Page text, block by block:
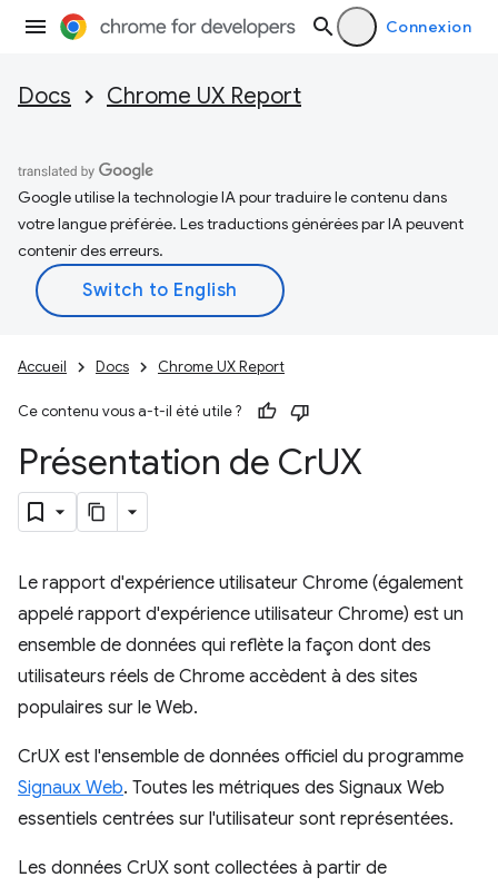
Connexion
Docs Chrome UX Report
Google utilise la technologie IA pour traduire le contenu dans
votre langue préférée. Les traductions générées par IA peuvent
contenir des erreurs.
Accueil Docs Chrome UX Report
Ce contenu vous a-t-il été utile ?
Présentation de CrUX
Le rapport d'expérience utilisateur Chrome (également
appelé rapport d'expérience utilisateur Chrome) est un
ensemble de données qui reflète la façon dont des
utilisateurs réels de Chrome accèdent à des sites
populaires sur le Web.
CrUX est l'ensemble de données officiel du programme
Signaux Web. Toutes les métriques des Signaux Web
essentiels centrées sur l'utilisateur sont représentées.
Les données CrUX sont collectées à partir de